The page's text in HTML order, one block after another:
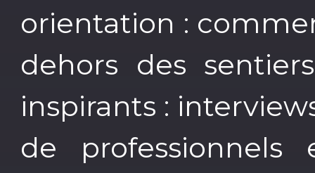
orientation :
dehors des
inspirants :
de professionnels